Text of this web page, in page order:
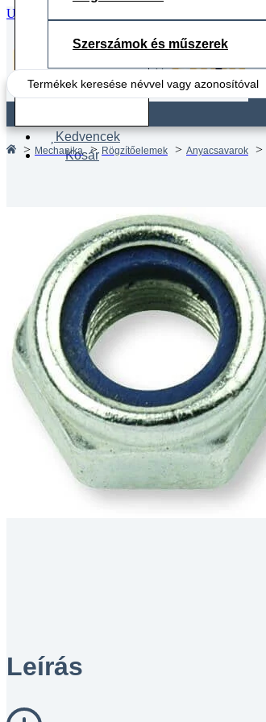
Ugrás a fő tartalomhoz
Search
...
Kedvencek
Kosár
Szerszámok és műszerek
Mechanika Rögzítőelemek Anyacsavarok
Leírás